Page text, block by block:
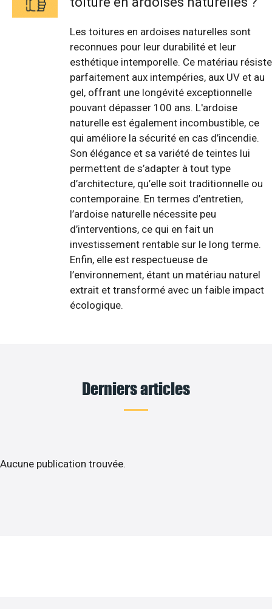
Les toitures en ardoises naturelles sont
reconnues pour leur durabilité et leur
esthétique intemporelle. Ce matériau résiste
parfaitement aux intempéries, aux UV et au
gel, offrant une longévité exceptionnelle
pouvant dépasser 100 ans. L'ardoise
naturelle est également incombustible, ce
qui améliore la sécurité en cas d’incendie.
Son élégance et sa variété de teintes lui
permettent de s’adapter à tout type
d’architecture, qu’elle soit traditionnelle ou
contemporaine. En termes d’entretien,
l’ardoise naturelle nécessite peu
d’interventions, ce qui en fait un
investissement rentable sur le long terme.
Enfin, elle est respectueuse de
l’environnement, étant un matériau naturel
extrait et transformé avec un faible impact
écologique.
Derniers articles
Aucune publication trouvée.